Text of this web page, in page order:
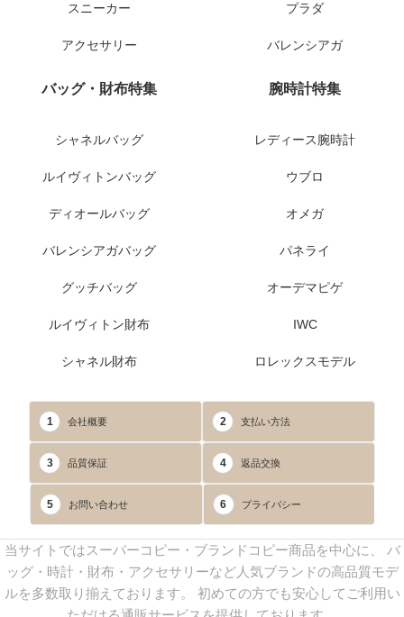
スニーカー
アクセサリー
プラダ
バレンシアガ
バッグ・財布特集
シャネルバッグ
ルイヴィトンバッグ
ディオールバッグ
バレンシアガバッグ
グッチバッグ
ルイヴィトン財布
シャネル財布
腕時計特集
レディース腕時計
ウブロ
オメガ
パネライ
オーデマピゲ
IWC
ロレックスモデル
1 会社概要 2 支払い方法
3 品質保証 4 返品交換
5 お問い合わせ 6 プライバシー
当サイトではスーパーコピー・ブランドコピー商品を中心に、 バ
ッグ・時計・財布・アクセサリーなど人気ブランドの高品質モデ
ルを多数取り揃えております。 初めての方でも安心してご利用い